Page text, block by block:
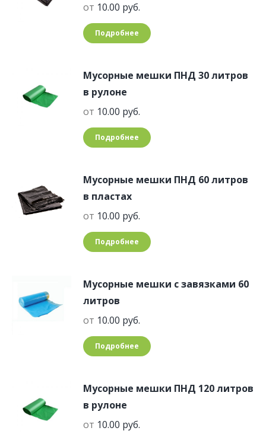
от 10.00 руб.
Подробнее
Мусорные мешки ПНД 30 литров
в рулоне
от 10.00 руб.
Подробнее
Мусорные мешки ПНД 60 литров
в пластах
от 10.00 руб.
Подробнее
Мусорные мешки с завязками 60
литров
от 10.00 руб.
Подробнее
Мусорные мешки ПНД 120 литров
в рулоне
от 10.00 руб.